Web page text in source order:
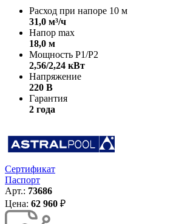
Расход при напоре 10 м
31,0 м³/ч
Напор max
18,0 м
Мощность P1/P2
2,56/2,24 кВт
Напряжение
220 В
Гарантия
2 года
Сертификат
Паспорт
Арт.: 73686
Цена: 62 960 ₽